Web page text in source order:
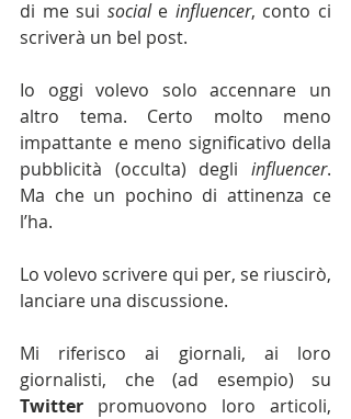
di me sui social e influencer, conto ci
scriverà un bel post.
Io oggi volevo solo accennare un
altro tema. Certo molto meno
impattante e meno significativo della
pubblicità (occulta) degli influencer.
Ma che un pochino di attinenza ce
l’ha.
Lo volevo scrivere qui per, se riuscirò,
lanciare una discussione.
Mi riferisco ai giornali, ai loro
Twitter promuovono loro articoli,